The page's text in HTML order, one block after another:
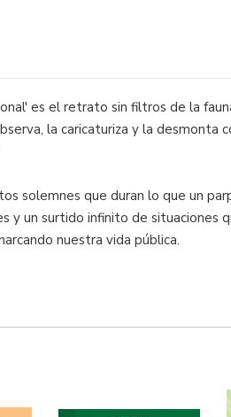
es el retrato sin filtros de la
la caricaturiza y la
solemnes que duran lo que un
y un surtido infinito de
nuestra vida pública.